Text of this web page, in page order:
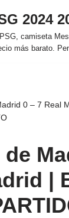
2024
camiseta
más barato.
0 – 7 Real
|